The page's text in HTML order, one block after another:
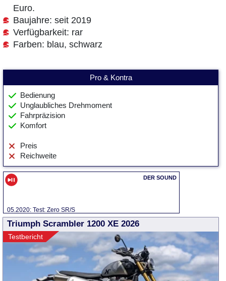
Euro.
Baujahre: seit 2019
Verfügbarkeit: rar
Farben: blau, schwarz
Pro & Kontra
Bedienung
Unglaubliches Drehmoment
Fahrpräzision
Komfort
Preis
Reichweite
05.2020: Test: Zero SR/S
Triumph Scrambler 1200 XE 2026
Testbericht